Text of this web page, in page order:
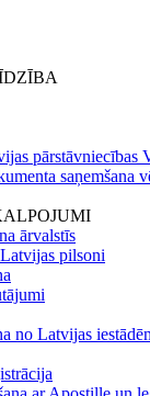
saņemšana
ārvalstīs
pilsoni
no Latvijas